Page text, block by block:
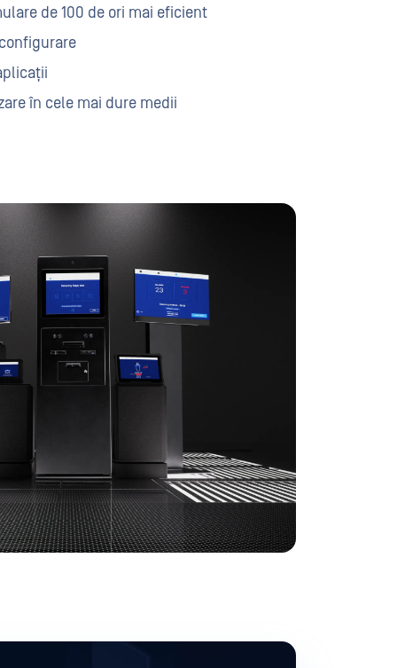
de 100 de ori mai eficient
în cele mai dure medii